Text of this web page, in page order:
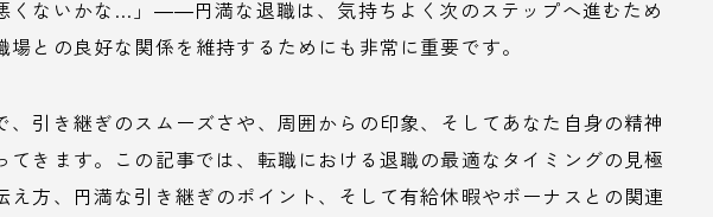
くないかな…」――円満な退職は、気持ちよく次のステップへ進むため
場との良好な関係を維持するためにも非常に重要です。
、引き継ぎのスムーズさや、周囲からの印象、そしてあなた自身の精神
てきます。この記事では、転職における退職の最適なタイミングの見極
え方、円満な引き継ぎのポイント、そして有給休暇やボーナスとの関連